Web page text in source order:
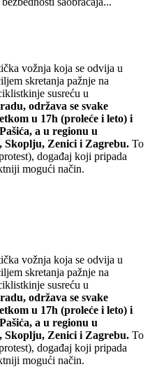
vožnja koja se odvija u
skretanja pažnje na
susreću u
održava se svake
u 17h (proleće i leto) i
a u regionu u
Skoplju, Zenici i Zagrebu. To
događaj koji pripada
mogući način.
vožnja koja se odvija u
skretanja pažnje na
susreću u
održava se svake
u 17h (proleće i leto) i
a u regionu u
Skoplju, Zenici i Zagrebu. To
događaj koji pripada
mogući način.